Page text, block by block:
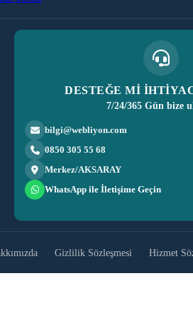
DESTEĞE Mİ
7/24/365 Gün bize
bilgi@webliyon.com
0850 305 55 68
Merkez/AKSARAY
WhatsApp ile İletişime Geçin
Gizlilik Sözleşmesi Hizmet